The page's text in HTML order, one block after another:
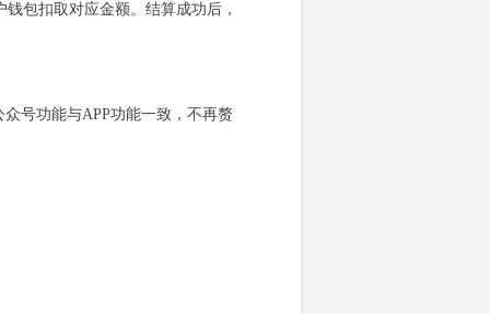
包扣取对应金额。结算成功后，
号功能与APP功能一致，不再赘